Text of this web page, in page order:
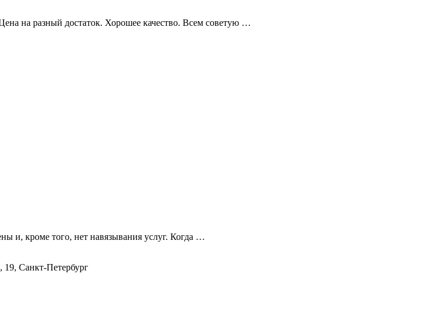
на разный достаток. Хорошее качество. Всем советую …
и, кроме того, нет навязывания услуг. Когда …
19, Санкт-Петербург